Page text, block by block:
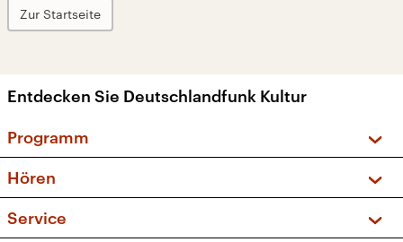
Zur Startseite
Entdecken Sie Deutschlandfunk Kultur
Programm
Sendungen und Podcasts
Musikliste
Hören
Service